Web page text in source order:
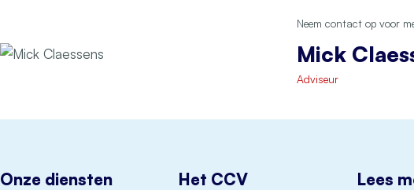
Neem contact op voor
Mick
Adviseur
Onze diensten Het CCV Lees